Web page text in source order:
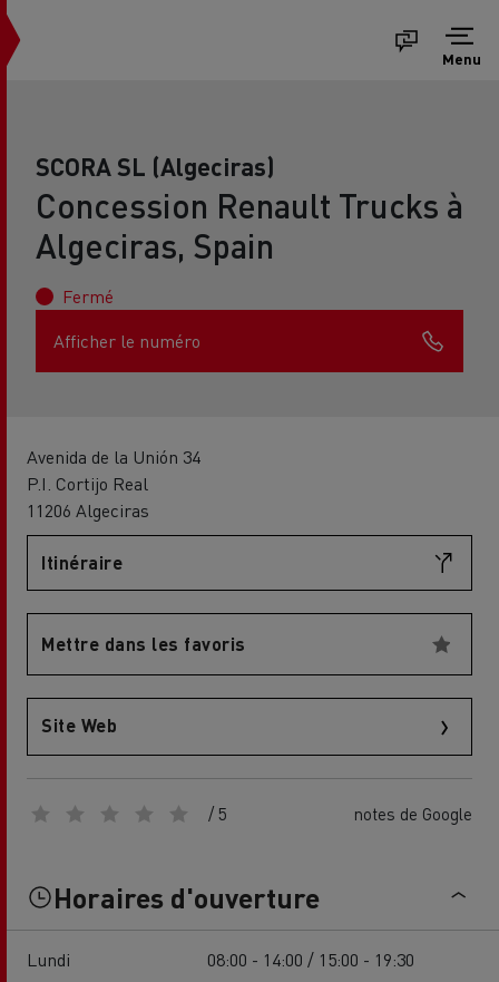
Menu
SCORA SL (Algeciras)
Concession Renault Trucks à
Algeciras, Spain
Fermé
Afficher le numéro
Avenida de la Unión 34
P.I. Cortijo Real
11206 Algeciras
Itinéraire
Mettre dans les favoris
Site Web
/ 5 notes de Google
Horaires d'ouverture
Lundi
08:00 - 14:00 / 15:00 - 19:30